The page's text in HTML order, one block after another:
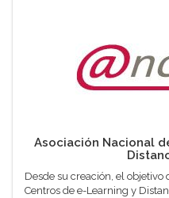
Asociación Nacional
Desde su creación, el
Centros de e-Learning y